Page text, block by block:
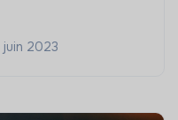
juin 2023